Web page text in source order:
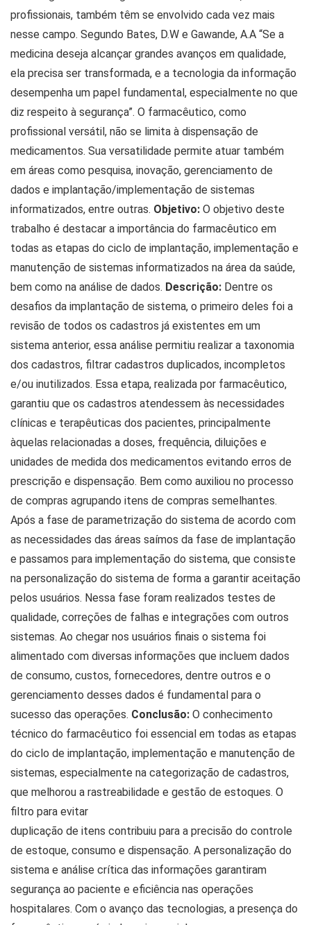
profissionais, também têm se envolvido cada vez mais
nesse campo. Segundo Bates, D.W e Gawande, A.A “Se a
medicina deseja alcançar grandes avanços em qualidade,
ela precisa ser transformada, e a tecnologia da informação
desempenha um papel fundamental, especialmente no que
diz respeito à segurança”. O farmacêutico, como
profissional versátil, não se limita à dispensação de
medicamentos. Sua versatilidade permite atuar também
em áreas como pesquisa, inovação, gerenciamento de
dados e implantação/implementação de sistemas
informatizados, entre outras. Objetivo: O objetivo deste
trabalho é destacar a importância do farmacêutico em
todas as etapas do ciclo de implantação, implementação e
manutenção de sistemas informatizados na área da saúde,
bem como na análise de dados. Descrição: Dentre os
desafios da implantação de sistema, o primeiro deles foi a
revisão de todos os cadastros já existentes em um
sistema anterior, essa análise permitiu realizar a taxonomia
dos cadastros, filtrar cadastros duplicados, incompletos
e/ou inutilizados. Essa etapa, realizada por farmacêutico,
garantiu que os cadastros atendessem às necessidades
clínicas e terapêuticas dos pacientes, principalmente
àquelas relacionadas a doses, frequência, diluições e
unidades de medida dos medicamentos evitando erros de
prescrição e dispensação. Bem como auxiliou no processo
de compras agrupando itens de compras semelhantes.
Após a fase de parametrização do sistema de acordo com
as necessidades das áreas saímos da fase de implantação
e passamos para implementação do sistema, que consiste
na personalização do sistema de forma a garantir aceitação
pelos usuários. Nessa fase foram realizados testes de
qualidade, correções de falhas e integrações com outros
sistemas. Ao chegar nos usuários finais o sistema foi
alimentado com diversas informações que incluem dados
de consumo, custos, fornecedores, dentre outros e o
gerenciamento desses dados é fundamental para o
sucesso das operações. Conclusão: O conhecimento
técnico do farmacêutico foi essencial em todas as etapas
do ciclo de implantação, implementação e manutenção de
sistemas, especialmente na categorização de cadastros,
que melhorou a rastreabilidade e gestão de estoques. O
filtro para evitar
duplicação de itens contribuiu para a precisão do controle
de estoque, consumo e dispensação. A personalização do
sistema e análise crítica das informações garantiram
segurança ao paciente e eficiência nas operações
hospitalares. Com o avanço das tecnologias, a presença do